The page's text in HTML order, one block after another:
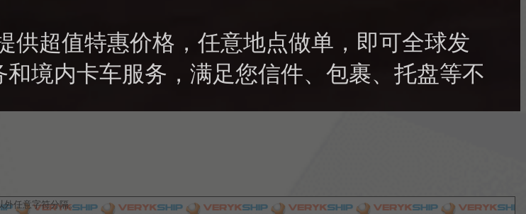
供超值特惠价格，任意地点做单，即可全球发
境内卡车服务，满足您信件、包裹、托盘等不